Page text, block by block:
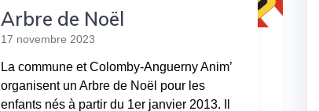
Arbre de Noël
17 novembre 2023
La commune et Colomby-Anguerny Anim’
organisent un Arbre de Noël pour les
enfants nés à partir du 1er janvier 2013. Il